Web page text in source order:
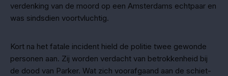
verdenking van de moord op een Amsterdams echtpaar en
was sindsdien voortvluchtig.
Kort na het fatale incident hield de politie twee gewonde
personen aan. Zij worden verdacht van betrokkenheid bij
de dood van Parker. Wat zich voorafgaand aan de schiet-